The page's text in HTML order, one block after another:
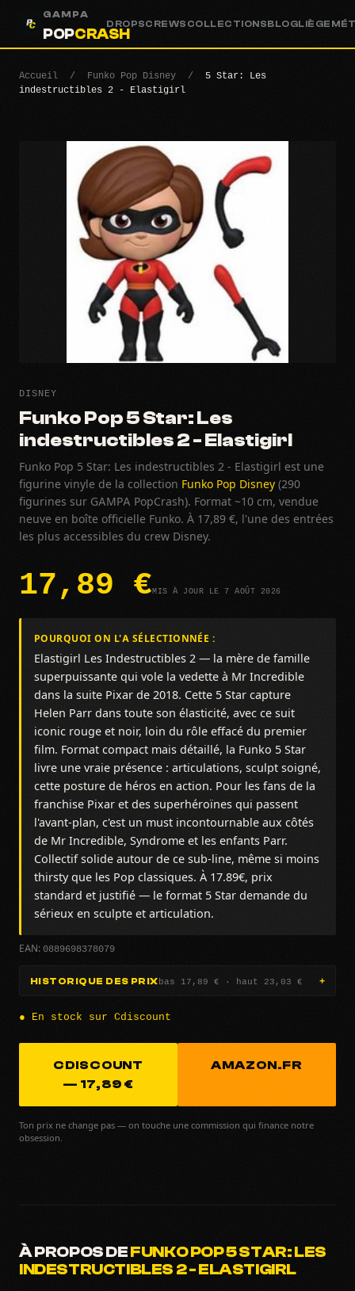
GAMPA
POPCRASH
DROPSCREWS COLLECTIONSBLOGLIÈGE
Accueil / Funko Pop Disney /
5 Star: Les
indestructibles 2 - Elastigirl
DISNEY
Funko Pop 5 Star: Les
indestructibles 2 - Elastigirl
Funko Pop 5 Star: Les indestructibles 2 - Elastigirl est une
figurine vinyle de la collection Funko Pop Disney (290
figurines sur GAMPA PopCrash). Format ~10 cm, vendue
neuve en boîte officielle Funko. À 17,89 €, l'une des entrées
les plus accessibles du crew Disney.
17,89 €MIS À JOUR LE 7 AOÛT 2026
POURQUOI ON L'A SÉLECTIONNÉE :
Elastigirl Les Indestructibles 2 — la mère de famille
superpuissante qui vole la vedette à Mr Incredible
dans la suite Pixar de 2018. Cette 5 Star capture
Helen Parr dans toute son élasticité, avec ce suit
iconic rouge et noir, loin du rôle effacé du premier
film. Format compact mais détaillé, la Funko 5 Star
livre une vraie présence : articulations, sculpt soigné,
cette posture de héros en action. Pour les fans de la
franchise Pixar et des superhéroïnes qui passent
l'avant-plan, c'est un must incontournable aux côtés
de Mr Incredible, Syndrome et les enfants Parr.
Collectif solide autour de ce sub-line, même si moins
thirsty que les Pop classiques. À 17.89€, prix
standard et justifié — le format 5 Star demande du
sérieux en sculpte et articulation.
EAN: 0889698378079
HISTORIQUE DES PRIXbas 17,89 € · haut 23,03 €
● En stock sur Cdiscount
CDISCOUNT
— 17,89 €
AMAZON.FR
Ton prix ne change pas — on touche une commission qui finance notre
obsession.
À PROPOS DEFUNKO POP 5 STAR: LES
INDESTRUCTIBLES 2 - ELASTIGIRL